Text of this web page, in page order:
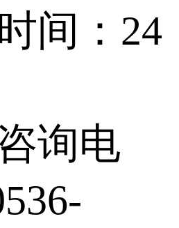
间：24
询电